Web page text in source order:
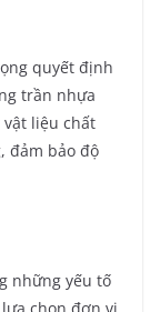
quyết định
trần nhựa
liệu chất
đảm bảo độ
những yếu tố